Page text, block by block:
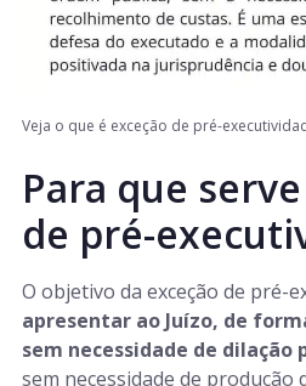
Veja o que é exceção de pré-
Para que
de pré-
O objetivo da exceção de pré-
apresentar ao Juízo, de
sem necessidade de dilação
sem necessidade de produção